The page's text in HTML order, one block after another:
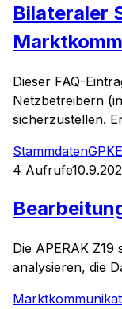
Bilateraler
Dieser FAQ-
Netzbetreibern
sicherzustellen.
StammdatenGPKE
4 Aufrufe
Die APERAK
analysieren, die